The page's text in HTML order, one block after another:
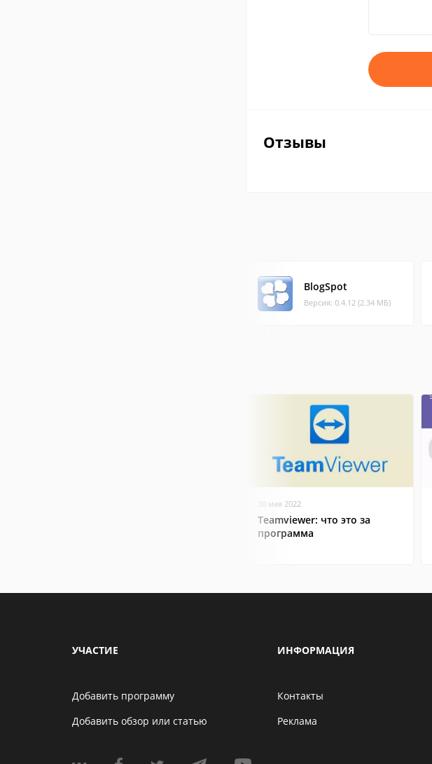
Отзывы
BlogSpot
Версия: 0.4.12 (2.34 МБ)
30 мая 2022
Teamviewer: что это за
программа
УЧАСТИЕ
Добавить программу
Добавить обзор или статью
ИНФОРМАЦИЯ
Контакты
Реклама